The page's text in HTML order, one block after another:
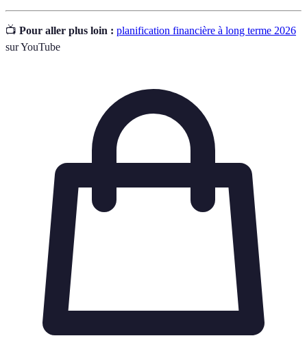
📺 Pour aller plus loin : planification financière à long terme 2026
sur YouTube